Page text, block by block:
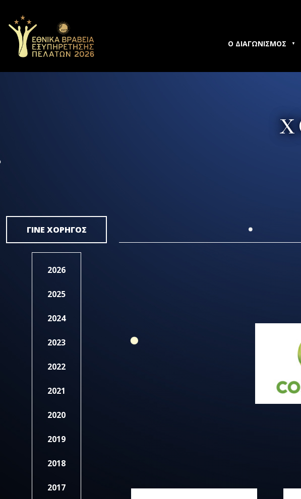
Ο ΔΙΑΓΩΝΙΣΜΟΣ
ΓΙΝΕ ΧΟΡΗΓΟΣ
2026
2025
2024
2023
2022
2021
2020
2019
2018
2017